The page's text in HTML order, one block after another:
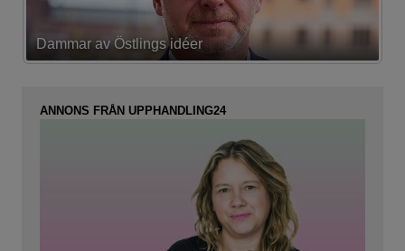
Dammar av Östlings idéer
ANNONS FRÅN UPPHANDLING24